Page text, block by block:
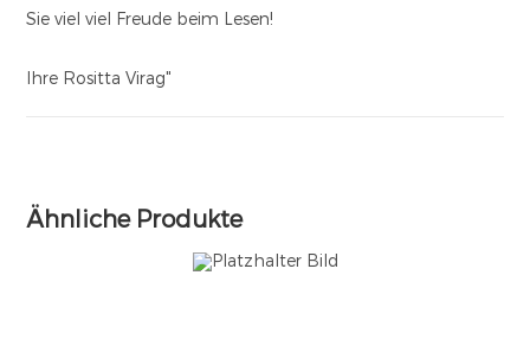
Sie viel viel Freude beim Lesen!
Ihre Rositta Virag"
Ähnliche Produkte